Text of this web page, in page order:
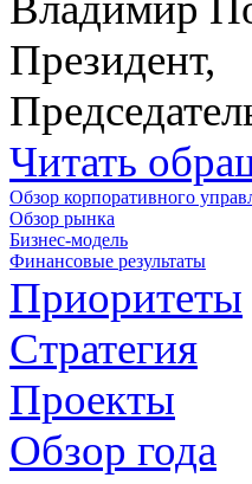
Президент,
Читать
Обзор корпоративного
Обзор рынка
Бизнес-модель
Финансовые результаты
Приоритеты
Стратегия
Проекты
Обзор года